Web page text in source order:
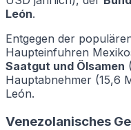
León.
Entgegen der
Haupteinfuhren
Saatgut und Ölsamen
Hauptabnehmer (15,6
León.
Venezolanisches